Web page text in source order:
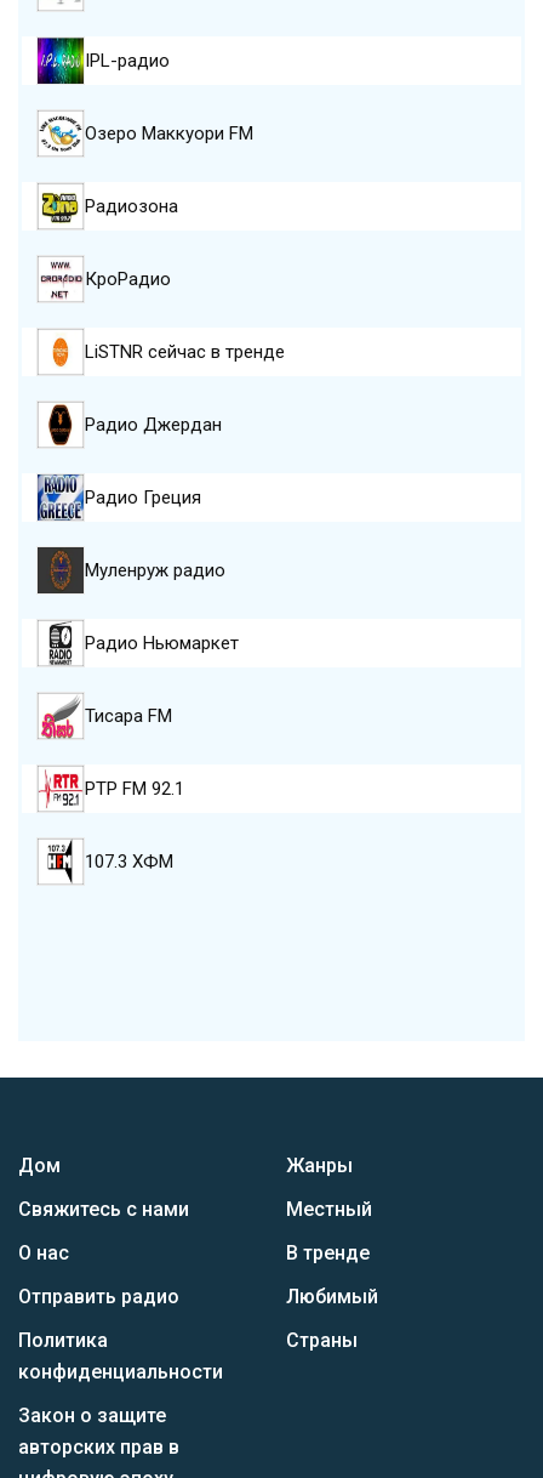
IPL-радио
Озеро Маккуори FM
Радиозона
КроРадио
LiSTNR сейчас в тренде
Радио Джердан
Радио Греция
Муленруж радио
Радио Ньюмаркет
Тисара FM
РТР FM 92.1
107.3 ХФМ
Дом
Свяжитесь с нами
О нас
Отправить радио
Политика
конфиденциальности
Закон о защите
авторских прав в
Жанры
Местный
В тренде
Любимый
Страны